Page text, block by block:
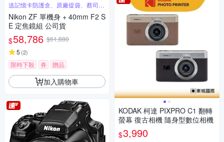
送記憶卡防護盒、原廠提袋、蔡司噴
霧等好禮
Nikon ZF 單機身 + 40mm F2 S
E 定焦鏡組 公司貨
$58,786 $61,880
5 (2)
限時下殺 券 贈品
加入購物車
KODAK 柯達 PIXPRO C1 翻轉
螢幕 復古相機 隨身型數位相機
$3,990